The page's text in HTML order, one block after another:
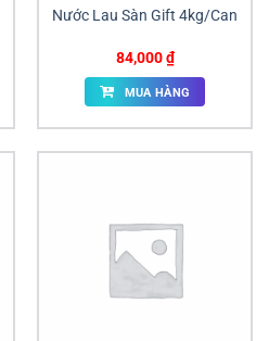
Nước Lau Sàn Gift 4kg/Can
84,000₫
MUA HÀNG